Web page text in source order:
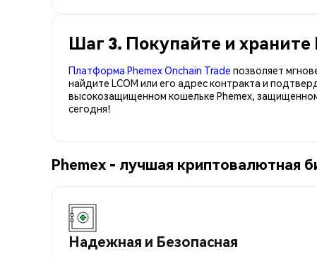
Шаг 3. Покупайте и храните
Платформа Phemex Onchain Trade позволяет
найдите LCOM или его адрес контракта и
высокозащищенном кошельке Phemex,
сегодня!
Phemex - лучшая криптовалютная
Надежная и Безопасная